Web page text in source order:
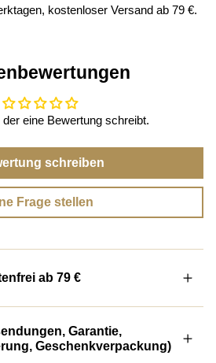
kostenloser Versand ab 79 €.
eine Bewertung schreibt.
schreiben
Frage stellen
ab 79 €
Garantie,
Geschenkverpackung)